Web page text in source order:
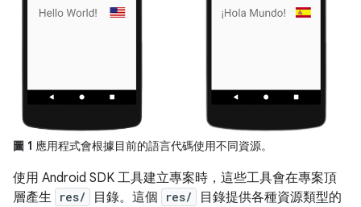
圖 1 應用程式會根據目前的語言代碼使用不同資源。
使用 Android SDK 工具建立專案時，這些工具會在專案頂
層產生 res/ 目錄。這個 res/
目錄提供各種資源類型的